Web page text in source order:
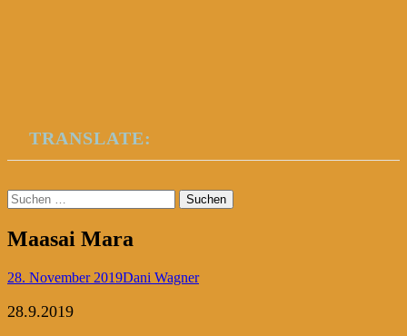
TRANSLATE:
Suchen
nach:
Maasai Mara
28. November 2019Dani Wagner
28.9.2019